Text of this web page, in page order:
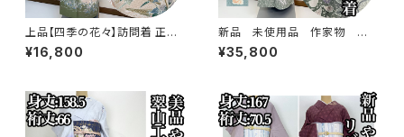
上品【四季の花々】訪問着 正絹
袷 s779
¥16,800
新品 未使用品 作家物 絞り
染め【辻ヶ花 】訪問着 正絹 袷 s
778
¥35,800